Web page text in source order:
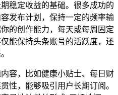
稳定收益的基础。很多成功的
发布计划，保持一定的频率输
的创作能力，每天或每周固定
能保持头条账号的活跃度，还
容，比如健康小贴士、每日财
性，能够吸引用户长期订阅。